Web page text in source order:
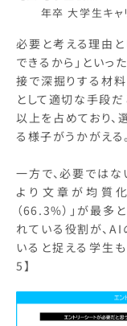
年卒 大学生キャ
必要と考える理由と
できるから」といっ
接で深掘りする材料
として適切な手段だ
以上を占めており、
る様子がうかがえる。
一方で、必要ではな
より文章が均質
（66.3%）」が最多
れている役割が、AI
いると捉える学生
5】